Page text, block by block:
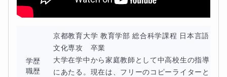
学歴
職歴
京都教育大学 教育学部 総合科学課程 日本言語
文化専攻　卒業
大学在学中から家庭教師として中高校生の指導
にあたる。現在は、フリーのコピーライターと